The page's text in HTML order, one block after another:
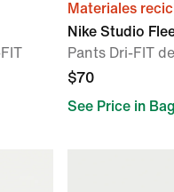
Materiales
Nike Studio
Pants Dri-FIT
$70
See Price in Bag